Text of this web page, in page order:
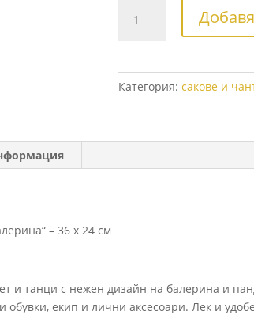
Категория:сакове и
– 36 x 24 см
и танци с нежен дизайн на балерина и
обувки, екип и лични аксесоари. Лек и